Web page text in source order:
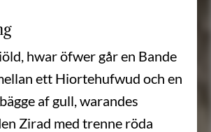
hwar öfwer går en Bande
ett Hiortehufwud och en
af gull, warandes
Zirad med trenne röda